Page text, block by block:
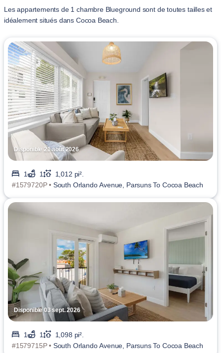
Les appartements de 1 chambre Blueground sont de toutes tailles et
idéalement situés dans Cocoa Beach.
Disponible 21 août 2026
1 1
1,012 pi².
#1579720P • South Orlando Avenue, Parsuns To Cocoa Beach
Disponible 03 sept. 2026
1 1
1,098 pi².
#1579715P • South Orlando Avenue, Parsuns To Cocoa Beach